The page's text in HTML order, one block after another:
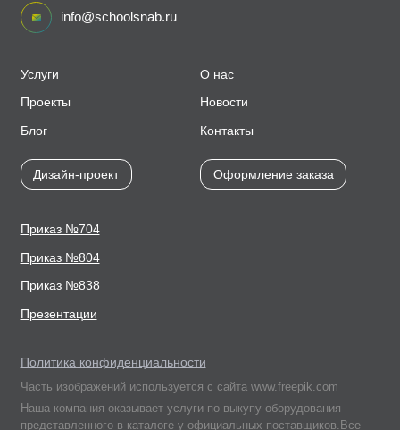
Услуги
Проекты
Блог
Дизайн-проект
О нас
Новости
Контакты
Оформление заказа
Приказ №704
Приказ №804
Приказ №838
Презентации
info@schoolsnab.ru
Политика конфиденциальности
Часть изображений используется с сайта www.freepik.com
Наша компания оказывает услуги по выкупу оборудования
представленного в каталоге у официальных поставщиков.Все